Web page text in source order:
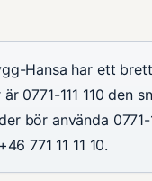
Hansa har ett
0771-111 110 den
bör använda
771 11 11 10.